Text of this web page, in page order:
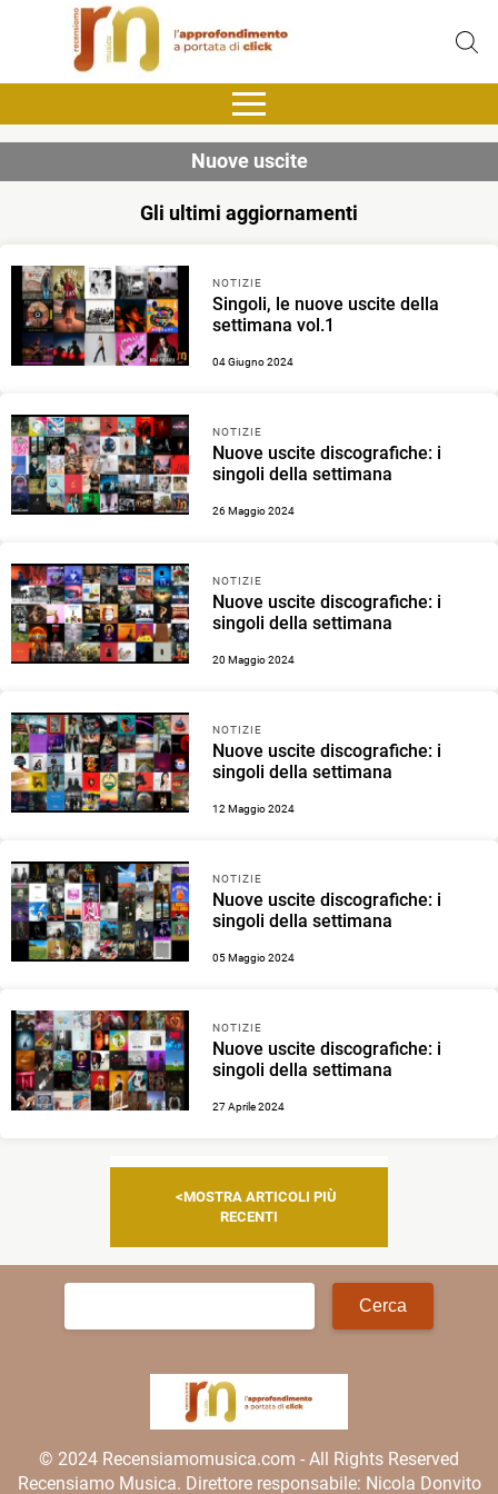
Nuove uscite
Gli ultimi aggiornamenti
NOTIZIE
Singoli, le nuove uscite della
settimana vol.1
04 Giugno 2024
NOTIZIE
Nuove uscite discografiche: i
singoli della settimana
26 Maggio 2024
NOTIZIE
Nuove uscite discografiche: i
singoli della settimana
20 Maggio 2024
NOTIZIE
Nuove uscite discografiche: i
singoli della settimana
12 Maggio 2024
NOTIZIE
Nuove uscite discografiche: i
singoli della settimana
05 Maggio 2024
NOTIZIE
Nuove uscite discografiche: i
singoli della settimana
27 Aprile 2024
Navigazione
articoliMOSTRA ARTICOLI PIÙ
RECENTI
Ricerca
© 2024 Recensiamomusica.com - All Rights Reserved
Recensiamo Musica. Direttore responsabile: Nicola Donvito